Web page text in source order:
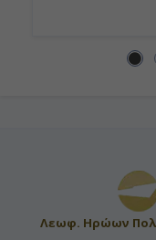
Λεωφ. Ηρώων